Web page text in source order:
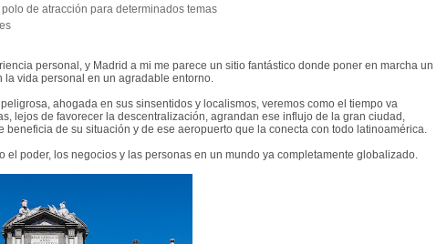
de atracción para determinados temas
personal, y Madrid a mi me parece un sitio fantástico donde poner en marcha un
vida personal en un agradable entorno.
ahogada en sus sinsentidos y localismos, veremos como el tiempo va
lejos de favorecer la descentralización, agrandan ese influjo de la gran ciudad,
de su situación y de ese aeropuerto que la conecta con todo latinoamérica.
poder, los negocios y las personas en un mundo ya completamente globalizado.